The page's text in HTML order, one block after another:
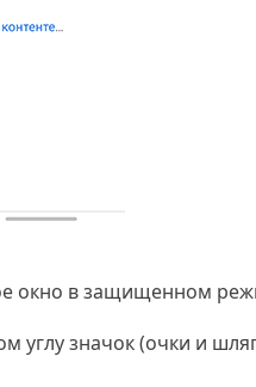
окно в защищенном
углу значок (очки и